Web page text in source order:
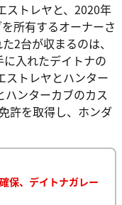
ストレヤと、2020年
所有するオーナーさ
2台が収まるのは、
入れたデイトナの
ストレヤとハンター
ハンターカブのカス
許を取得し、ホンダ
保、デイトナガレー